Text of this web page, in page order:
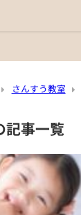
さんすう教室
記事一覧